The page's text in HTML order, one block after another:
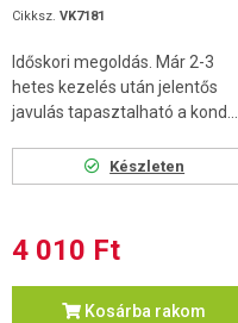
Cikksz. VK7181
Időskori megoldás. Már 2-3
hetes kezelés után jelentős
javulás tapasztalható a kond...
Készleten
4 010 Ft
Kosárba rakom